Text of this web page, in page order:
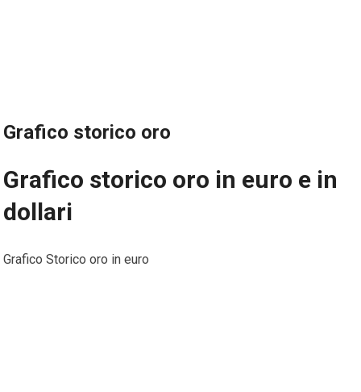
Grafico storico oro
Grafico storico oro in euro e in
dollari
Grafico Storico oro in euro